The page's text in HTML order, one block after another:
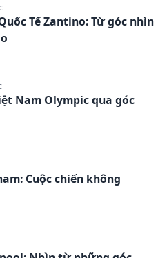
Tế Zantino: Từ góc nhìn
Nam Olympic qua góc
Cuộc chiến không